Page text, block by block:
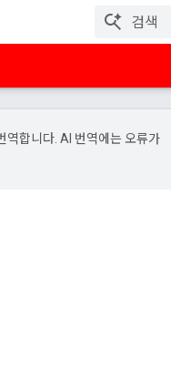
역합니다. AI 번역에는 오류가